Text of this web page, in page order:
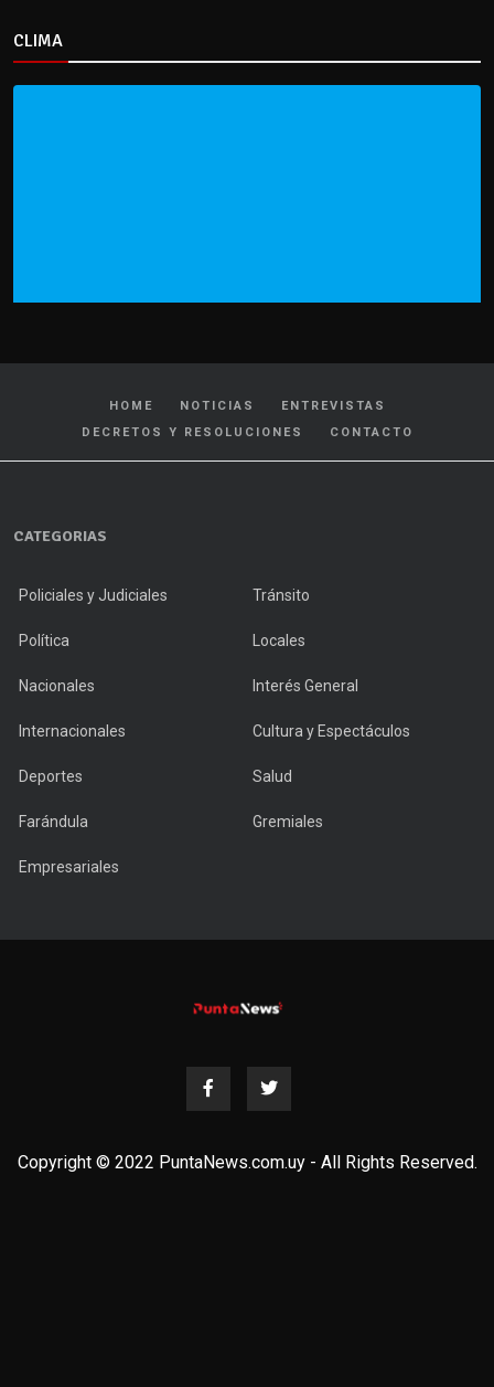
CLIMA
HOME NOTICIAS
ENTREVISTAS
DECRETOS Y RESOLUCIONES
CONTACTO
CATEGORIAS
Policiales y Judiciales Tránsito
Política Locales
Nacionales Interés General
Internacionales Cultura y Espectáculos
Deportes Salud
Farándula Gremiales
Empresariales
Copyright © 2022 PuntaNews.com.uy - All Rights Reserved.